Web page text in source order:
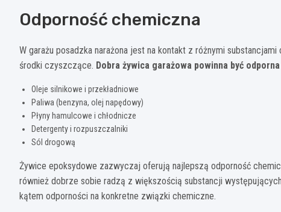
Odporność chemiczna
W garażu posadzka narażona jest na kontakt z różnymi
środki czyszczące. Dobra żywica garażowa powinna być
Oleje silnikowe i przekładniowe
Paliwa (benzyna, olej napędowy)
Płyny hamulcowe i chłodnicze
Detergenty i rozpuszczalniki
Sól drogową
Żywice epoksydowe zazwyczaj oferują najlepszą odporność
również dobrze sobie radzą z większością substancji
kątem odporności na konkretne związki chemiczne.